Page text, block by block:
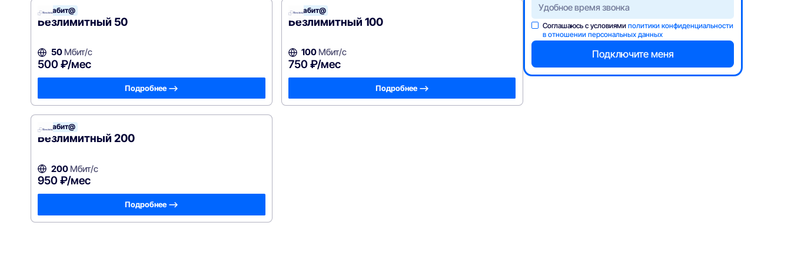
Терабит@
Безлимитный 50
50Мбит/с
500 ₽/мес
Подробнее —>
Терабит@
Безлимитный 100
100 Мбит/с
750 ₽/мес
Подробнее —>
Терабит@
Безлимитный 200
200Мбит/с
950 ₽/мес
Подробнее —>
Соглашаюсь с условиямиполитики конфиденциальности
в отношении персональных данных